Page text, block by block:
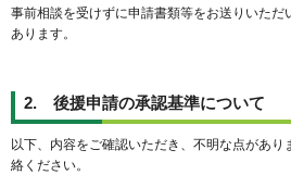
事前相談を受けずに申請書類等をお送りいただ
あります。
2. 後援申請の承認基準について
以下、内容をご確認いただき、不明な点があ
絡ください。